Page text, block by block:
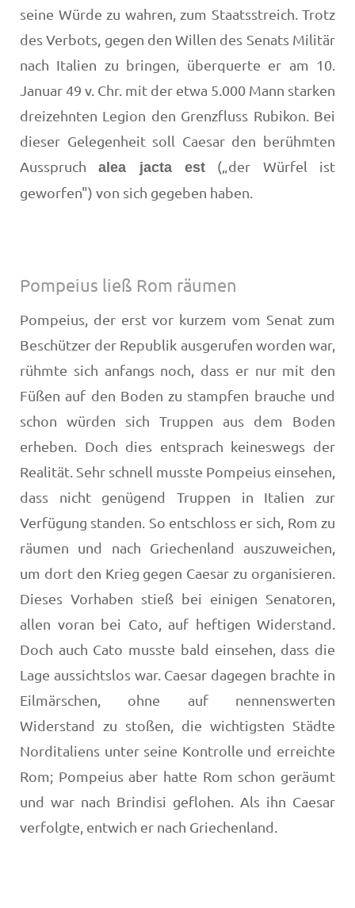
seine Würde zu wahren, zum Staatsstreich. Trotz
des Verbots, gegen den Willen des Senats Militär
nach Italien zu bringen, überquerte er am 10.
Januar 49 v. Chr. mit der etwa 5.000 Mann starken
dreizehnten Legion den Grenzfluss Rubikon. Bei
dieser Gelegenheit soll Caesar den berühmten
Ausspruchalea jacta est („der Würfel ist
geworfen") von sich gegeben haben.
Pompeius ließ Rom räumen
Pompeius, der erst vor kurzem vom Senat zum
Beschützer der Republik ausgerufen worden war,
rühmte sich anfangs noch, dass er nur mit den
Füßen auf den Boden zu stampfen brauche und
schon würden sich Truppen aus dem Boden
erheben. Doch dies entsprach keineswegs der
Realität. Sehr schnell musste Pompeius einsehen,
dass nicht genügend Truppen in Italien zur
Verfügung standen. So entschloss er sich, Rom zu
räumen und nach Griechenland auszuweichen,
um dort den Krieg gegen Caesar zu organisieren.
Dieses Vorhaben stieß bei einigen Senatoren,
allen voran bei Cato, auf heftigen Widerstand.
Doch auch Cato musste bald einsehen, dass die
Lage aussichtslos war. Caesar dagegen brachte in
Eilmärschen, ohne auf nennenswerten
Widerstand zu stoßen, die wichtigsten Städte
Norditaliens unter seine Kontrolle und erreichte
Rom; Pompeius aber hatte Rom schon geräumt
und war nach Brindisi geflohen. Als ihn Caesar
verfolgte, entwich er nach Griechenland.